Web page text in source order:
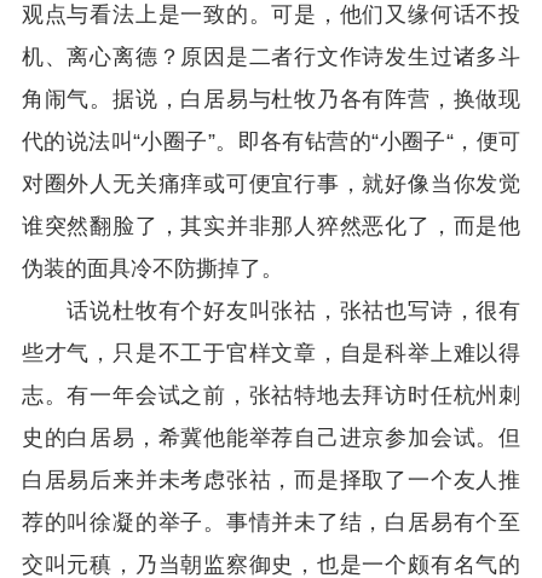
观点与看法上是一致的。可是，他们又缘何话不投
机、离心离德？原因是二者行文作诗发生过诸多斗
角闹气。据说，白居易与杜牧乃各有阵营，换做现
代的说法叫“小圈子”。即各有钻营的“小圈子“，便可
对圈外人无关痛痒或可便宜行事，就好像当你发觉
谁突然翻脸了，其实并非那人猝然恶化了，而是他
伪装的面具冷不防撕掉了。
话说杜牧有个好友叫张祜，张祜也写诗，很有
些才气，只是不工于官样文章，自是科举上难以得
志。有一年会试之前，张祜特地去拜访时任杭州刺
史的白居易，希冀他能举荐自己进京参加会试。但
白居易后来并未考虑张祜，而是择取了一个友人推
荐的叫徐凝的举子。事情并未了结，白居易有个至
交叫元稹，乃当朝监察御史，也是一个颇有名气的